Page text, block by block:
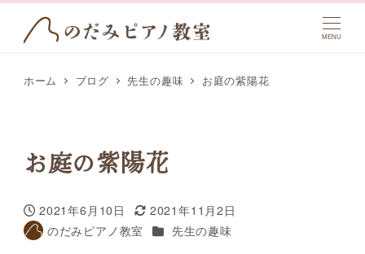
MENU
ホーム ブログ 先生の趣味 お庭の紫陽花
お庭の紫陽花
投稿日
2021年6月10日
更新日
2021年11月2日
著
のだみピアノ教室 カテゴリー
先生の趣味